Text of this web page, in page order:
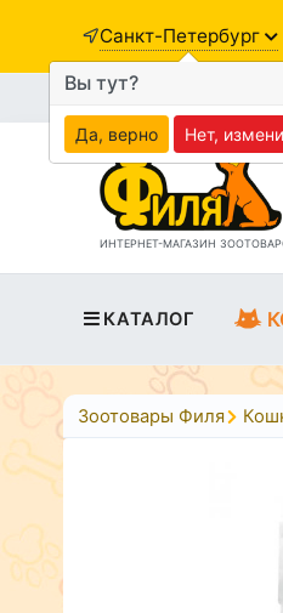
Санкт-Петербург
ИНТЕРНЕТ-МАГАЗИН
КАТАЛОГ
Зоотовары Филя
Вы тут?
Да, верно Нет,